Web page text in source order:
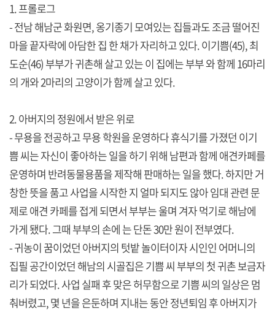
1. 프롤로그
- 전남 해남군 화원면, 옹기종기 모여있는 집들과도 조금 떨어진
마을 끝자락에 아담한 집 한 채가 자리하고 있다. 이기쁨(45), 최
도순(46) 부부가 귀촌해 살고 있는 이 집에는 부부 와 함께 16마리
의 개와 2마리의 고양이가 함께 살고 있다.
2. 아버지의 정원에서 받은 위로
- 무용을 전공하고 무용 학원을 운영하다 휴식기를 가졌던 이기
쁨 씨는 자신이 좋아하는 일을 하기 위해 남편과 함께 애견카페를
운영하며 반려동물용품을 제작해 판매하는 일을 했다. 하지만 거
창한 뜻을 품고 사업을 시작한 지 얼마 되지도 않아 임대 관련 문
제로 애견 카페를 접게 되면서 부부는 울며 겨자 먹기로 해남에
가게 됐다. 그때 부부의 손에 는 단돈 30만 원이 전부였다.
- 귀농이 꿈이었던 아버지의 텃밭 놀이터이자 시인인 어머니의
집필 공간이었던 해남의 시골집은 기쁨 씨 부부의 첫 귀촌 보금자
리가 되었다. 사업 실패 후 맞은 허무함으로 기쁨 씨의 일상은 멈
춰버렸고, 몇 년을 은둔하며 지내는 동안 정년퇴임 후 아버지가